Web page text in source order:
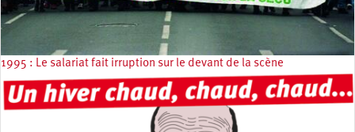
1995 : Le salariat fait irruption sur le devant de la scène